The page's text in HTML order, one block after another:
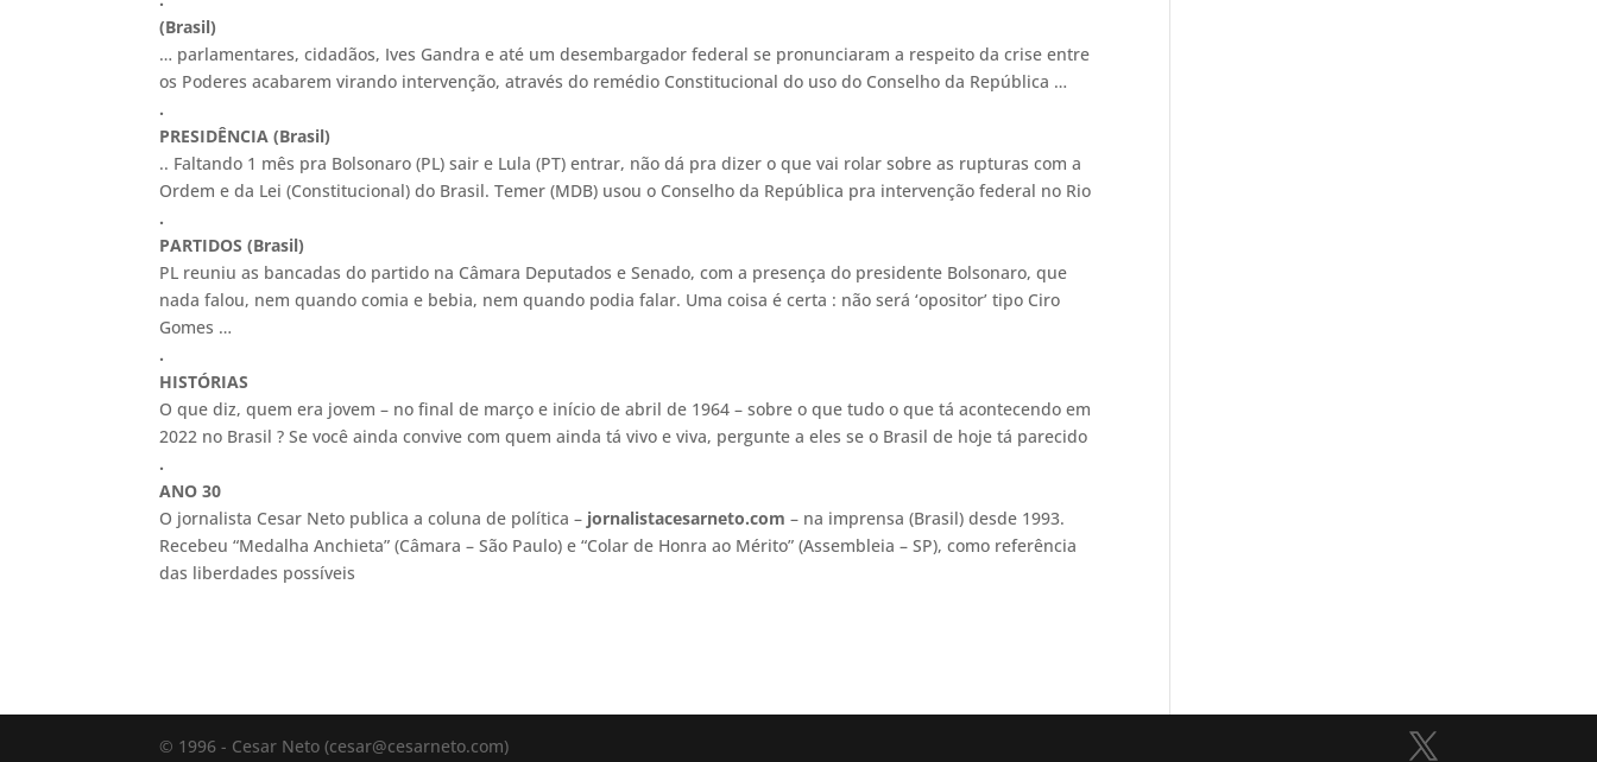
(Brasil)
… parlamentares, cidadãos, Ives Gandra e até um desembargador federal se pronunciaram a respeito da crise entre
os Poderes acabarem virando intervenção, através do remédio Constitucional do uso do Conselho da República …
.
PRESIDÊNCIA (Brasil)
.. Faltando 1 mês pra Bolsonaro (PL) sair e Lula (PT) entrar, não dá pra dizer o que vai rolar sobre as rupturas com a
Ordem e da Lei (Constitucional) do Brasil. Temer (MDB) usou o Conselho da República pra intervenção federal no Rio
.
PARTIDOS (Brasil)
PL reuniu as bancadas do partido na Câmara Deputados e Senado, com a presença do presidente Bolsonaro, que
nada falou, nem quando comia e bebia, nem quando podia falar. Uma coisa é certa : não será ‘opositor’ tipo Ciro
Gomes …
.
HISTÓRIAS
O que diz, quem era jovem – no final de março e início de abril de 1964 – sobre o que tudo o que tá acontecendo em
2022 no Brasil ? Se você ainda convive com quem ainda tá vivo e viva, pergunte a eles se o Brasil de hoje tá parecido
.
ANO 30
O jornalista Cesar Neto publica a coluna de política – jornalistacesarneto.com – na imprensa (Brasil) desde 1993.
Recebeu “Medalha Anchieta” (Câmara – São Paulo) e “Colar de Honra ao Mérito” (Assembleia – SP), como referência
das liberdades possíveis
© 1996 - Cesar Neto (cesar@cesarneto.com)